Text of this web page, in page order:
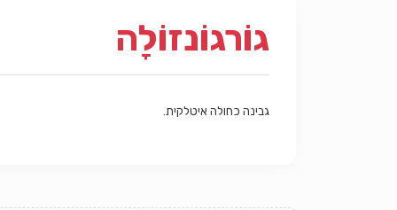
גוֹרגוֹנזוֹלָה
גבינה כחולה איטלקית.